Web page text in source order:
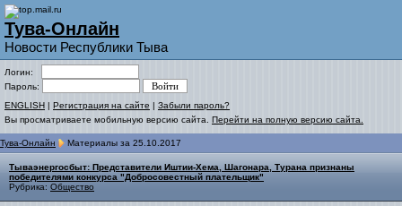
Тува-Онлайн
Новости Республики Тыва
Логин:
Пароль:
ENGLISH | Регистрация на сайте | Забыли пароль?
Вы просматриваете мобильную версию сайта. Перейти на полную версию сайта.
Тува-Онлайн Материалы за 25.10.2017
Тываэнергосбыт: Представители Иштии-Хема, Шагонара, Турана признаны
победителями конкурса "Добросовестный плательщик"
Рубрика: Общество